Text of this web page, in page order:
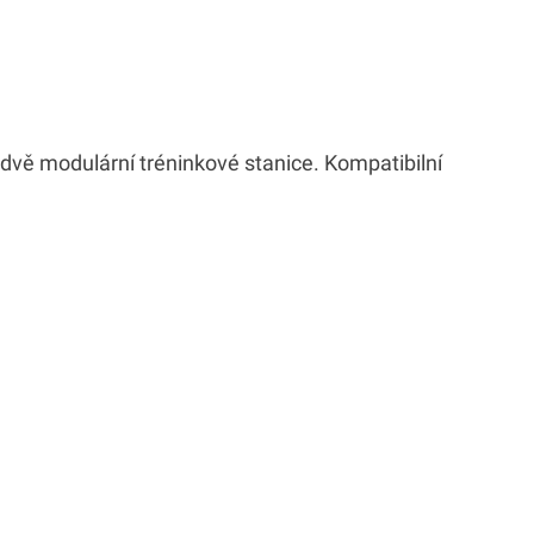
modulární tréninkové stanice. Kompatibilní